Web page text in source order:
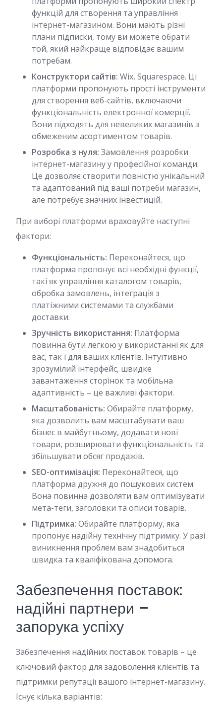
функцій для створення та управління
інтернет-магазином. Вони мають різні
плани підписки, тому ви можете обрати
той, який найкраще відповідає вашим
потребам.
Конструктори сайтів: Wix, Squarespace. Ці
платформи пропонують прості інструменти
для створення веб-сайтів, включаючи
функціональність електронної комерції.
Вони підходять для невеликих магазинів з
обмеженим асортиментом товарів.
Розробка з нуля: Замовлення розробки
інтернет-магазину у професійної команди.
Це дозволяє створити повністю унікальний
та адаптований під ваші потреби магазин,
але потребує значних інвестицій.
При виборі платформи враховуйте наступні
фактори:
Функціональність: Переконайтеся, що
платформа пропонує всі необхідні функції,
такі як управління каталогом товарів,
обробка замовлень, інтеграція з
платіжними системами та службами
доставки.
Зручність використання: Платформа
повинна бути легкою у використанні як для
вас, так і для ваших клієнтів. Інтуїтивно
зрозумілий інтерфейс, швидке
завантаження сторінок та мобільна
адаптивність – це важливі фактори.
Масштабованість: Обирайте платформу,
яка дозволить вам масштабувати ваш
бізнес в майбутньому, додавати нові
товари, розширювати функціональність та
збільшувати обсяг продажів.
SEO-оптимізація: Переконайтеся, що
платформа дружня до пошукових систем.
Вона повинна дозволяти вам оптимізувати
мета-теги, заголовки та описи товарів.
Підтримка: Обирайте платформу, яка
пропонує надійну технічну підтримку. У разі
виникнення проблем вам знадобиться
швидка та кваліфікована допомога.
Забезпечення поставок:
надійні партнери –
запорука успіху
Забезпечення надійних поставок товарів – це
ключовий фактор для задоволення клієнтів та
підтримки репутації вашого інтернет-магазину.
Існує кілька варіантів: